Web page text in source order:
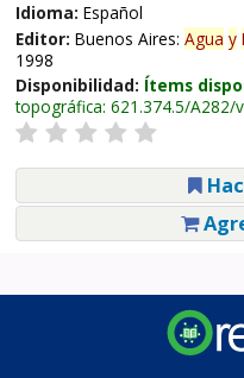
Idioma: Español
Editor: Buenos Aires: Agua y
1998
Disponibilidad: Ítems
topográfica: 621.374.5/A282/